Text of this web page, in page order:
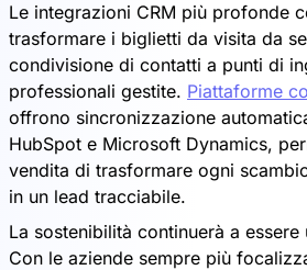
Le integrazioni CRM più profonde
trasformare i biglietti da visita da
condivisione di contatti a punti di
professionali gestite. Piattaforme
offrono sincronizzazione
HubSpot e Microsoft Dynamics,
vendita di trasformare ogni
in un lead tracciabile.
La sostenibilità continuerà a
Con le aziende sempre più